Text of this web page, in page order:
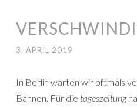
3. APRIL 2019
In Berlin warten wir oftmals
Bahnen. Für die tageszeitung